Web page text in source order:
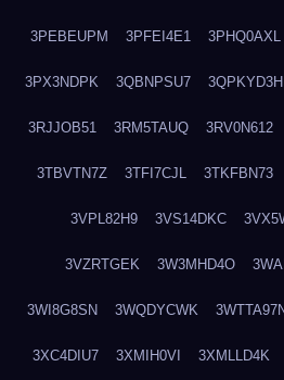
3PEBEUPM 3PFEI4E1 3PHQ0AXL
3PX3NDPK 3QBNPSU7 3QPKYD3H
3RJJOB51 3RM5TAUQ 3RV0N612
3TBVTN7Z 3TFI7CJL 3TKFBN73
3VPL82H9 3VS14DKC
3VZRTGEK 3W3MHD4O
3WI8G8SN 3WQDYCWK
3XC4DIU7 3XMIH0VI 3XMLLD4K